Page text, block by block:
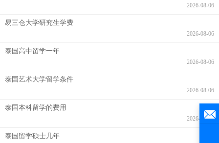
2026-08-06
易三仓大学研究生学费
2026-08-06
泰国高中留学一年
2026-08-06
泰国艺术大学留学条件
2026-08-06
泰国本科留学的费用
2026-08-06
泰国留学硕士几年